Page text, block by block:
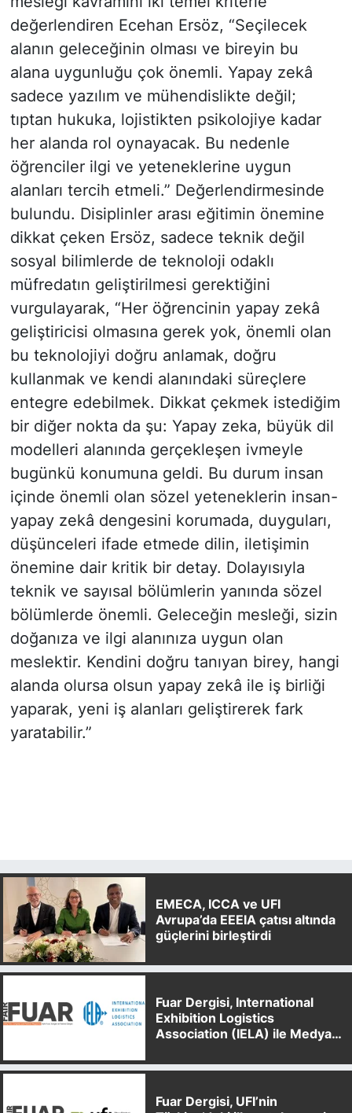
değerlendiren Ecehan Ersöz, “Seçilecek
alanın geleceğinin olması ve bireyin bu
alana uygunluğu çok önemli. Yapay zekâ
sadece yazılım ve mühendislikte değil;
tıptan hukuka, lojistikten psikolojiye kadar
her alanda rol oynayacak. Bu nedenle
öğrenciler ilgi ve yeteneklerine uygun
alanları tercih etmeli.” Değerlendirmesinde
bulundu. Disiplinler arası eğitimin önemine
dikkat çeken Ersöz, sadece teknik değil
sosyal bilimlerde de teknoloji odaklı
müfredatın geliştirilmesi gerektiğini
vurgulayarak, “Her öğrencinin yapay zekâ
geliştiricisi olmasına gerek yok, önemli olan
bu teknolojiyi doğru anlamak, doğru
kullanmak ve kendi alanındaki süreçlere
entegre edebilmek. Dikkat çekmek istediğim
bir diğer nokta da şu: Yapay zeka, büyük dil
modelleri alanında gerçekleşen ivmeyle
bugünkü konumuna geldi. Bu durum insan
içinde önemli olan sözel yeteneklerin insan-
yapay zekâ dengesini korumada, duyguları,
düşünceleri ifade etmede dilin, iletişimin
önemine dair kritik bir detay. Dolayısıyla
teknik ve sayısal bölümlerin yanında sözel
bölümlerde önemli. Geleceğin mesleği, sizin
doğanıza ve ilgi alanınıza uygun olan
meslektir. Kendini doğru tanıyan birey, hangi
alanda olursa olsun yapay zekâ ile iş birliği
yaparak, yeni iş alanları geliştirerek fark
yaratabilir.”
EMECA, ICCA ve UFI
Avrupa’da EEEIA çatısı altında
güçlerini birleştirdi
Fuar Dergisi, International
Exhibition Logistics
Association (IELA) ile Medya
Fuar Dergisi, UFI’nin